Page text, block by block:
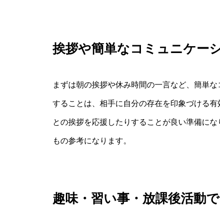
挨拶や簡単なコミュニケー
まずは朝の挨拶や休み時間の一言など、簡単
することは、相手に自分の存在を印象づける
との挨拶を応援したりすることが良い準備に
もの参考になります。
趣味・習い事・放課後活動